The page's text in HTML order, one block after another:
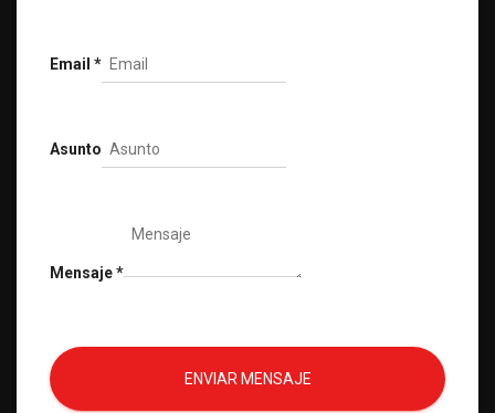
Email *
Asunto
Mensaje*
ENVIAR MENSAJE